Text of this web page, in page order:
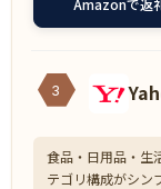
3
食品・日用品・生
テゴリ構成がシン